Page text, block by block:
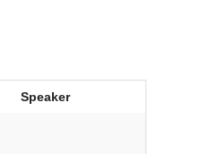
Speaker